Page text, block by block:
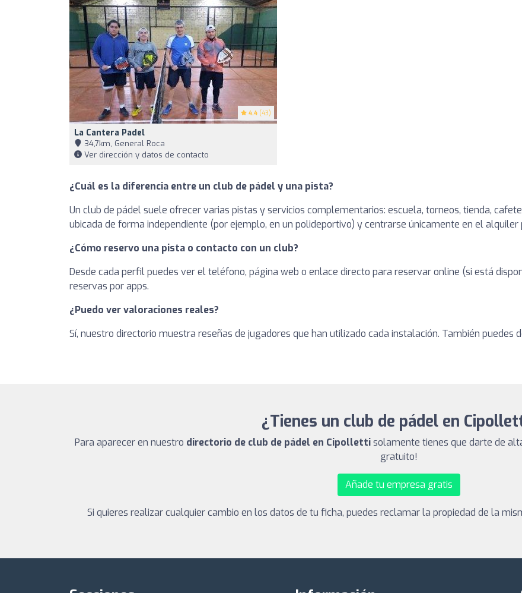
4.4 (43)
La Cantera Padel
34,7km, General Roca
Ver dirección y datos de contacto
¿Cuál es la diferencia entre un club de pádel y una pista?
Un club de pádel suele ofrecer varias pistas y servicios complementarios: escuela, torneos, tienda,
ubicada de forma independiente (por ejemplo, en un polideportivo) y centrarse únicamente en el alquiler
¿Cómo reservo una pista o contacto con un club?
Desde cada perfil puedes ver el teléfono, página web o enlace directo para reservar online (si está
reservas por apps.
¿Puedo ver valoraciones reales?
Sí, nuestro directorio muestra reseñas de jugadores que han utilizado cada instalación. También puedes
¿Tienes un club de pádel en
Para aparecer en nuestro directorio de club de pádel en Cipollettisolamente tienes que darte de
gratuito!
Añade tu empresa gratis
Si quieres realizar cualquier cambio en los datos de tu ficha, puedes reclamar la propiedad de la